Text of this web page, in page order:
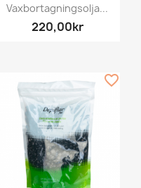
Vaxbortagningsolja...
220,00kr
favorite_border